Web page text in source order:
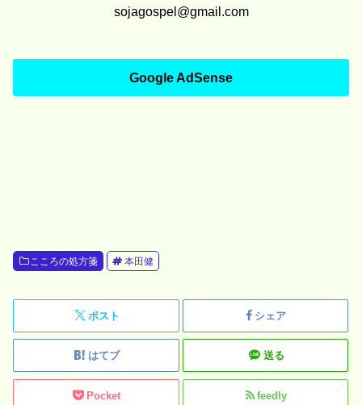
sojagospel@gmail.com
Google AdSense
こころの処方箋 本田健
ポスト シェア
はてブ 送る
Pocket feedly